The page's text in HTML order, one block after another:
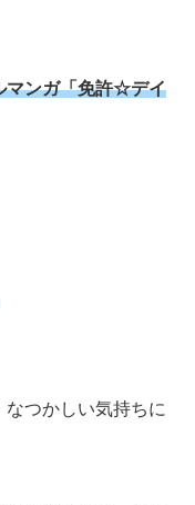
マンガ「免許☆デイ
つかしい気持ちに